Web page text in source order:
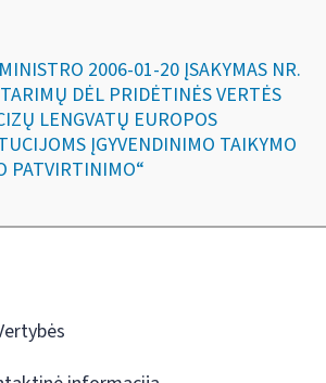
2006-01-20 ĮSAKYMAS NR.
DĖL PRIDĖTINĖS VERTĖS
LENGVATŲ EUROPOS
ĮGYVENDINIMO TAIKYMO
PATVIRTINIMO“